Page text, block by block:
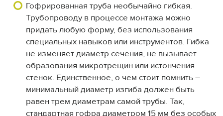
Гофрированная труба необычайно гибкая.
Трубопроводу в процессе монтажа можно
придать любую форму, без использования
специальных навыков или инструментов. Гибка
не изменяет диаметр сечения, не вызывает
образования микротрещин или истончения
стенок. Единственное, о чем стоит помнить –
минимальный диаметр изгиба должен быть
равен трем диаметрам самой трубы. Так,
стандартная гофра диаметром 15 мм без особых